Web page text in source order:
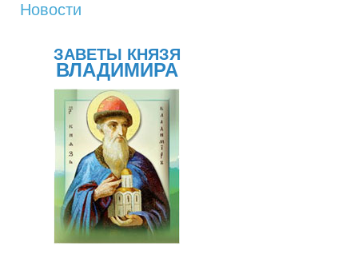
Новости
ЗАВЕТЫ КНЯЗЯ
ВЛАДИМИРА